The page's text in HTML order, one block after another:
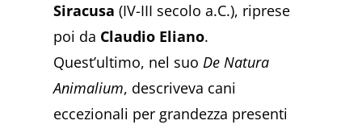
Siracusa (IV-III secolo a.C.), riprese
poi da Claudio Eliano.
Quest’ultimo, nel suoDe Natura
Animalium, descriveva cani
eccezionali per grandezza presenti